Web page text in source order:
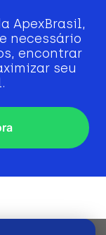
ApexBrasil,
necessário
encontrar
seu